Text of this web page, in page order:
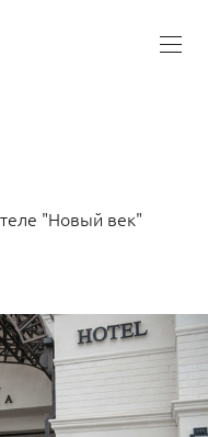
"Новый век"